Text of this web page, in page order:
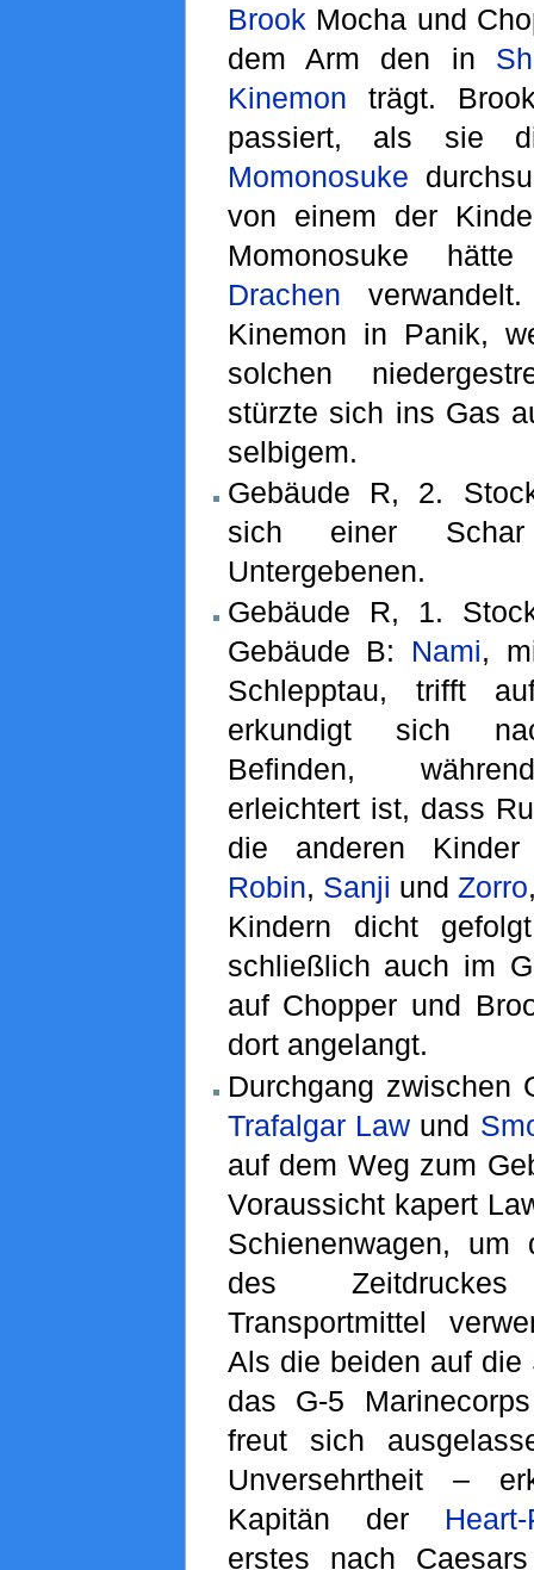
Brook Mocha und
dem Arm den in
Kinemon trägt.
passiert, als sie
Momonosuke
von einem der
Momonosuke
Drachen
Kinemon in Panik,
solchen
stürzte sich ins Gas
selbigem.
Gebäude R, 2.
sich einer
Untergebenen.
Gebäude R, 1.
Gebäude B: Nami,
Schlepptau, trifft
erkundigt sich
Befinden,
erleichtert ist, dass
die anderen
Robin, Sanji undZorro
Kindern dicht
schließlich auch im
auf Chopper und
dort angelangt.
Durchgang zwischen
Trafalgar Law und
auf dem Weg zum
Voraussicht kapert
Schienenwagen, um
des
Transportmittel
Als die beiden auf die
das G-5
freut sich
Unversehrtheit –
Kapitän der
erstes nach